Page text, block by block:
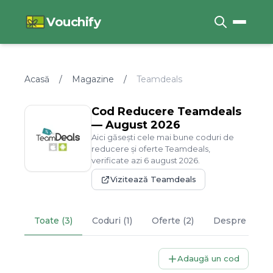
Vouchify
Acasă / Magazine / Teamdeals
Cod Reducere Teamdeals
— August 2026
Aici găsești cele mai bune coduri de
reducere și oferte Teamdeals
verificate azi 6 august 2026
Vizitează Teamdeals
Toate (3) Coduri (1) Oferte (2) Despre
Adaugă un cod